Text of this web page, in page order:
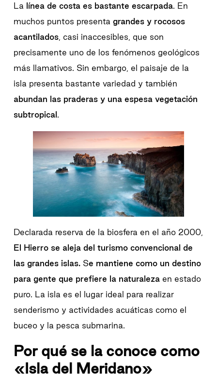
La línea de costa es bastante escarpada. En
muchos puntos presenta grandes y rocosos
acantilados, casi inaccesibles, que son
precisamente uno de los fenómenos geológicos
más llamativos. Sin embargo, el paisaje de la
isla presenta bastante variedad y también
abundan las praderas y una espesa vegetación
subtropical.
Declarada reserva de la biosfera en el año 2000,
El Hierro se aleja del turismo convencional de
las grandes islas.Se mantiene como un destino
para gente que prefiere la naturalezaen estado
puro. La isla es el lugar ideal para realizar
senderismo y actividades acuáticas como el
buceo y la pesca submarina.
Por qué se la conoce como
«Isla del Meridano»